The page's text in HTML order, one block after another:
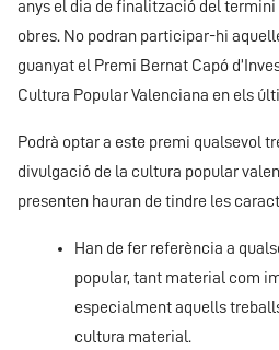
anys el dia de finalització del
obres. No podran participar-hi
guanyat el Premi Bernat Capó
Cultura Popular Valenciana en els
Podrà optar a este premi qualsevol
divulgació de la cultura popular
presenten hauran de tindre les
Han de fer referència a
popular, tant material com
especialment aquells
cultura material.